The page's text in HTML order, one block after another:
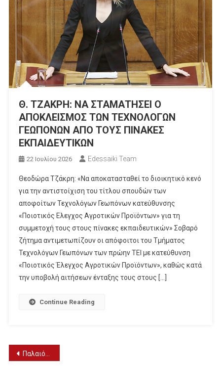
Θ. ΤΖΑΚΡΗ: ΝΑ ΣΤΑΜΑΤΗΣΕΙ Ο
ΑΠΟΚΛΕΙΣΜΟΣ ΤΩΝ ΤΕΧΝΟΛΟΓΩΝ
ΓΕΩΠΟΝΩΝ ΑΠΟ ΤΟΥΣ ΠΙΝΑΚΕΣ
ΕΚΠΑΙΔΕΥΤΙΚΩΝ
22 Ιουλίου 2026 Edessaiki Team
Θεοδώρα Τζάκρη: «Να αποκατασταθεί το διοικητικό κενό
για την αντιστοίχιση του τίτλου σπουδών των
αποφοίτων Τεχνολόγων Γεωπόνων κατεύθυνσης
«Ποιοτικός Ελεγχος Αγροτικών Προϊόντων» για τη
συμμετοχή τους στους πίνακες εκπαιδευτικών» Σοβαρό
ζήτημα αντιμετωπίζουν οι απόφοιτοι του Τμήματος
Τεχνολόγων Γεωπόνων των πρώην ΤΕΙ με κατεύθυνση
«Ποιοτικός Έλεγχος Αγροτικών Προϊόντων», καθώς κατά
την υποβολή αιτήσεων ένταξης τους στους […]
Continue Reading
Πλοήγηση
Παλαιότερα άρθρα